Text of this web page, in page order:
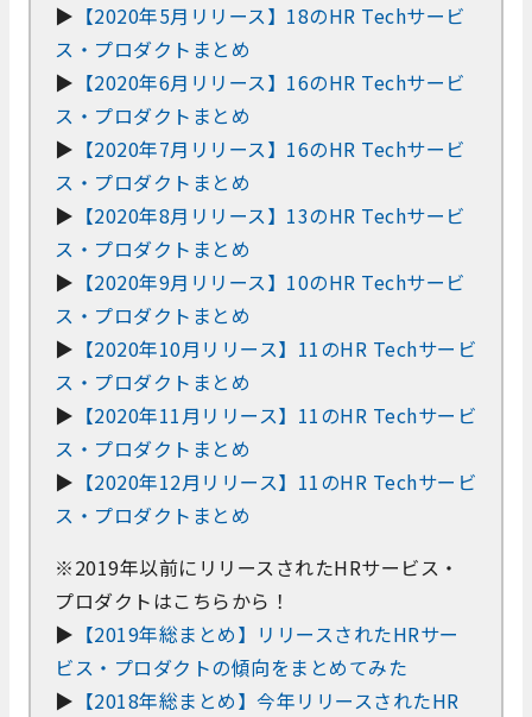
▶ 【2020年5月リリース】18のHR Techサービ
ス・プロダクトまとめ
▶ 【2020年6月リリース】16のHR Techサービ
ス・プロダクトまとめ
▶ 【2020年7月リリース】16のHR Techサービ
ス・プロダクトまとめ
▶ 【2020年8月リリース】13のHR Techサービ
ス・プロダクトまとめ
▶ 【2020年9月リリース】10のHR Techサービ
ス・プロダクトまとめ
▶ 【2020年10月リリース】11のHR Techサービ
ス・プロダクトまとめ
▶ 【2020年11月リリース】11のHR Techサービ
ス・プロダクトまとめ
▶ 【2020年12月リリース】11のHR Techサービ
ス・プロダクトまとめ
※2019年以前にリリースされたHRサービス・
プロダクトはこちらから！
▶ 【2019年総まとめ】リリースされたHRサー
ビス・プロダクトの傾向をまとめてみた
▶ 【2018年総まとめ】今年リリースされたHR